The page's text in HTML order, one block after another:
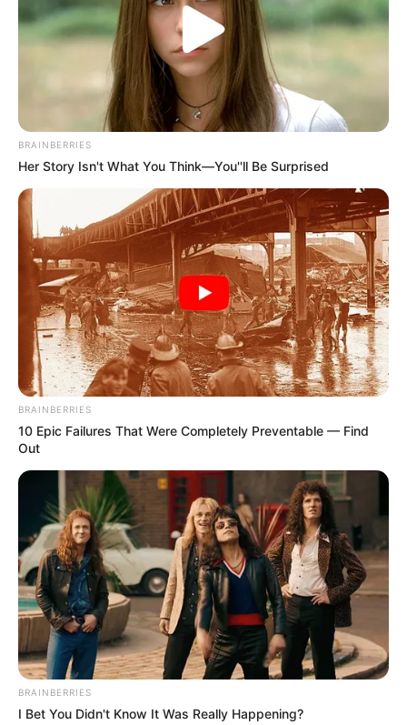
BRAINBERRIES
Her Story Isn't What You Think—You''ll Be Surprised
BRAINBERRIES
10 Epic Failures That Were Completely Preventable — Find
Out
BRAINBERRIES
I Bet You Didn't Know It Was Really Happening?